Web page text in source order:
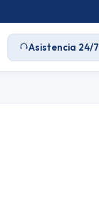
Asistencia 24/7